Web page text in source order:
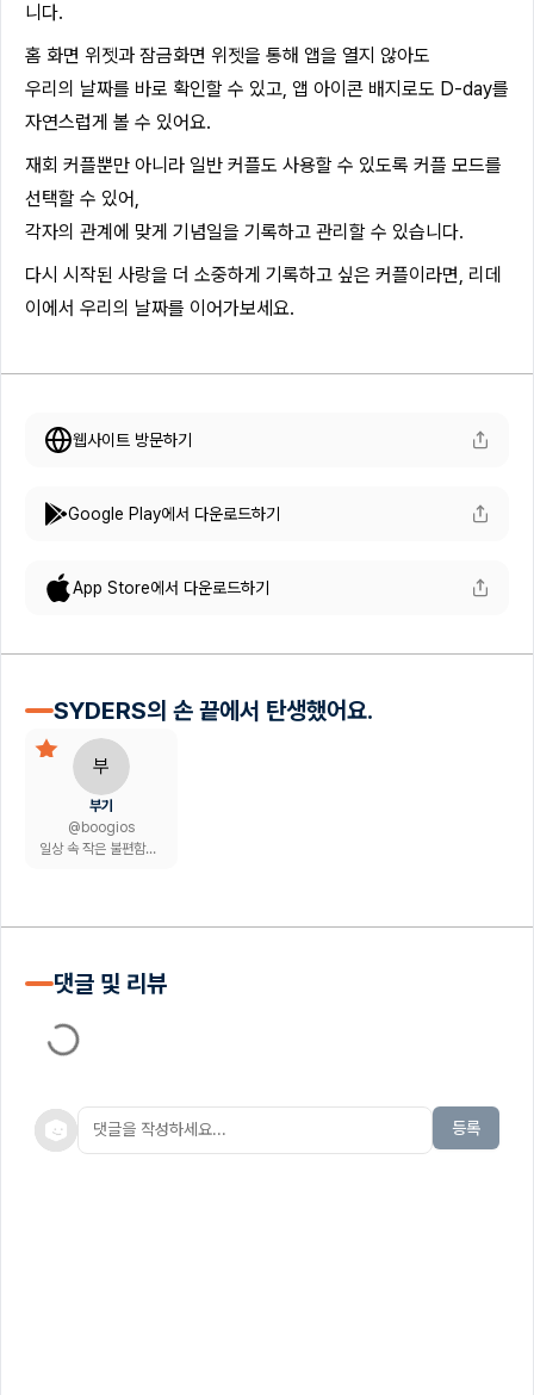
니다.
홈 화면 위젯과 잠금화면 위젯을 통해 앱을 열지 않아도
우리의 날짜를 바로 확인할 수 있고, 앱 아이콘 배지로도 D-day를
자연스럽게 볼 수 있어요.
재회 커플뿐만 아니라 일반 커플도 사용할 수 있도록 커플 모드를
선택할 수 있어,
각자의 관계에 맞게 기념일을 기록하고 관리할 수 있습니다.
다시 시작된 사랑을 더 소중하게 기록하고 싶은 커플이라면, 리데
이에서 우리의 날짜를 이어가보세요.
웹사이트 방문하기
Google Play에서 다운로드하기
App Store에서 다운로드하기
SYDERS의 손 끝에서 탄생했어요.
부
부기
@ boogios
일상 속 작은 불편함을 앱으로 해결하는 1인 개발자
댓글 및 리뷰
등록